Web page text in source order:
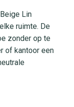
Lin
ruimte. De
zonder op te
of kantoor een
voor